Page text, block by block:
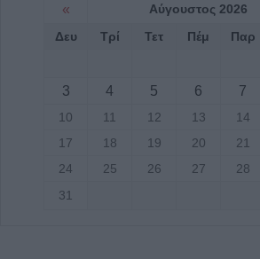
« Αύγουστος 2026
Δευ Τρί Τετ Πέμ Παρ
3
4 5 6 7
10
11 12 13 14
17
18 19 20 21
24
25 26 27 28
31